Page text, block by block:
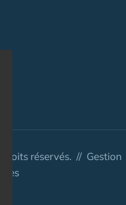
droits réservés. // Gestion